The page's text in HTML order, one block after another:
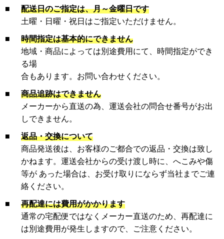
■
配送日のご指定は、月～金曜日です
土曜・日曜・祝日はご指定いただけません。
■
時間指定は基本的にできません
地域・商品によっては別途費用にて、時間指定ができ
る場
合もあります。お問い合わせください。
■
商品追跡はできません
メーカーから直送の為、運送会社の問合せ番号がお出
しできません。
■
返品・交換について
商品発送後は、お客様のご都合での返品・交換は致し
かねます。運送会社からの受け渡し時に、へこみや傷
等が あった場合は、お受け取りにならず当社までご連
絡ください。
■
再配達には費用がかかります
通常の宅配便ではなくメーカー直送のため、再配達に
は別途費用が発生しますので、ご注意ください。